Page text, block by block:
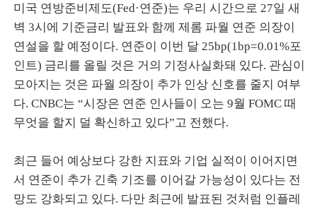
미국 연방준비제도(Fed·연준)는 우리 시간으로 27일 새
벽 3시에 기준금리 발표와 함께 제롬 파월 연준 의장이
연설을 할 예정이다. 연준이 이번 달 25bp(1bp=0.01%포
인트) 금리를 올릴 것은 거의 기정사실화돼 있다. 관심이
모아지는 것은 파월 의장이 추가 인상 신호를 줄지 여부
다. CNBC는 “시장은 연준 인사들이 오는 9월 FOMC 때
무엇을 할지 덜 확신하고 있다”고 전했다.
최근 들어 예상보다 강한 지표와 기업 실적이 이어지면
서 연준이 추가 긴축 기조를 이어갈 가능성이 있다는 전
망도 강화되고 있다. 다만 최근에 발표된 것처럼 인플레